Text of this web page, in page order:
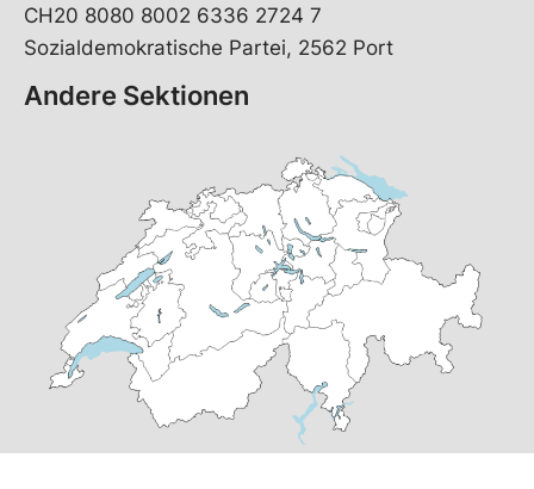
CH20 8080 8002 6336 2724 7
Sozialdemokratische Partei, 2562 Port
Andere Sektionen